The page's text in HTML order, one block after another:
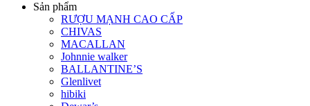
Sản phẩm
RƯỢU MẠNH CAO CẤP
CHIVAS
MACALLAN
Johnnie walker
BALLANTINE’S
Glenlivet
hibiki